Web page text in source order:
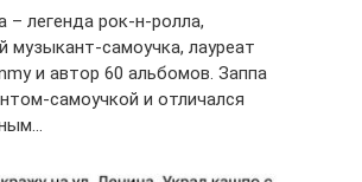
– легенда рок-н-ролла,
музыкант-самоучка, лауреат
и автор 60 альбомов. Заппа
самоучкой и отличался